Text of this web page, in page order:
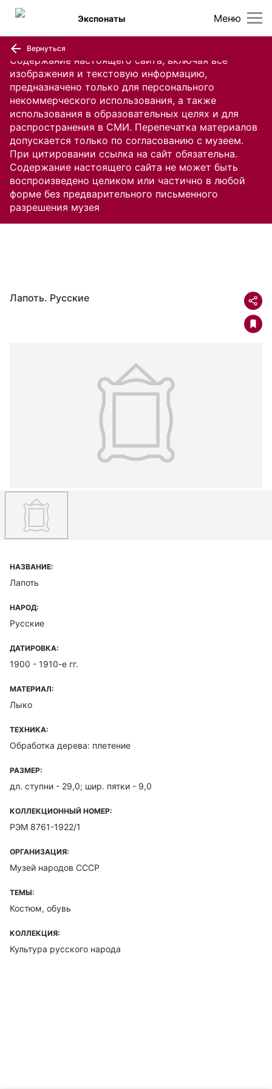
Содержание настоящего сайта, включая все
изображения и текстовую информацию,
предназначено только для персонального
некоммерческого использования, а также
использования в образовательных целях и для
распространения в СМИ. Перепечатка материалов
допускается только по согласованию с музеем.
При цитировании ссылка на сайт обязательна.
Содержание настоящего сайта не может быть
воспроизведено целиком или частично в любой
форме без предварительного письменного
разрешения музея
Меню
Экспонаты
Вернуться
Лапоть. Русские
НАЗВАНИЕ:
Лапоть
НАРОД:
Русские
ДАТИРОВКА:
1900 - 1910-е гг.
МАТЕРИАЛ:
Лыко
ТЕХНИКА:
Обработка дерева: плетение
РАЗМЕР:
дл. ступни - 29,0; шир. пятки - 9,0
КОЛЛЕКЦИОННЫЙ НОМЕР:
РЭМ 8761-1922/1
ОРГАНИЗАЦИЯ:
Музей народов СССР
ТЕМЫ:
Костюм, обувь
КОЛЛЕКЦИЯ:
Культура русского народа